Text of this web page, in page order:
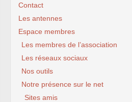
Contact
Les antennes
Espace membres
Les membres de l’association
Les réseaux sociaux
Nos outils
Notre présence sur le net
Sites amis